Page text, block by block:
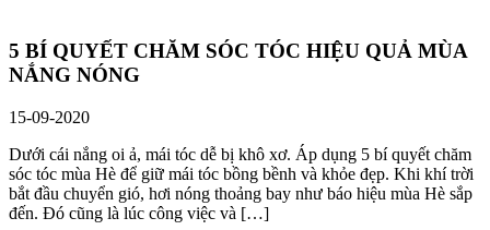
5 BÍ QUYẾT CHĂM SÓC TÓC HIỆU QUẢ MÙA
NẮNG NÓNG
15-09-2020
Dưới cái nắng oi ả, mái tóc dễ bị khô xơ. Áp dụng 5 bí quyết chăm
sóc tóc mùa Hè để giữ mái tóc bồng bềnh và khỏe đẹp. Khi khí trời
bắt đầu chuyển gió, hơi nóng thoảng bay như báo hiệu mùa Hè sắp
đến. Đó cũng là lúc công việc và […]